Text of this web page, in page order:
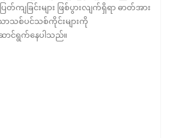
တ်ကျခြင်းများ ဖြစ်ပွားလျက်ရှိရာ ဓာတ်အား
နေသောသစ်ပင်သစ်ကိုင်းများကို
ာင်ရွက်နေပါသည်။